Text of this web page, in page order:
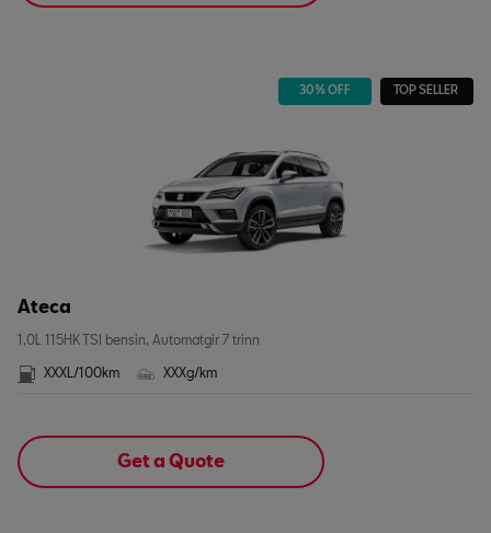
30% OFF TOP SELLER
Ateca
1,0L 115HK TSI bensin, Automatgir 7 trinn
XXXL/100km XXXg/km
Get a Quote